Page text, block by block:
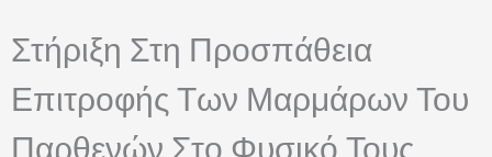
f
Στήριξη Στη Προσπάθεια
Επιτροφής Των Μαρμάρων Του
Παρθενών Στο Φυσικό Τους